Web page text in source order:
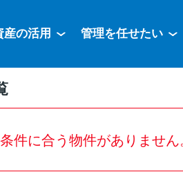
産の活用 管理を任せたい
件に合う物件がありませ